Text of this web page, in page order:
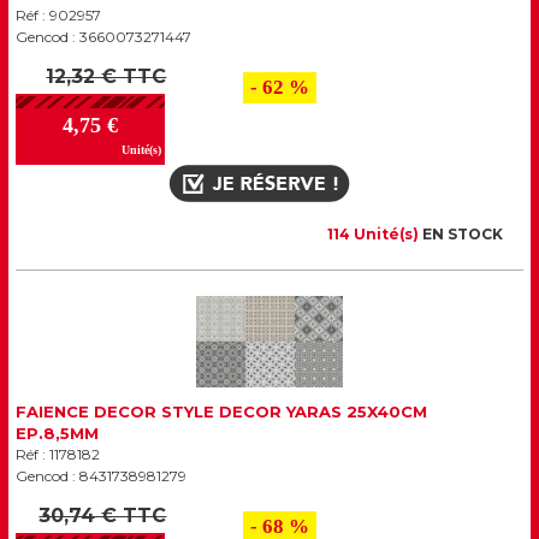
Réf : 902957
Gencod : 3660073271447
12,32 € TTC
4,75 €
Unité(s)
- 62 %
114 Unité(s) EN STOCK
FAIENCE DECOR STYLE DECOR YARAS 25X40CM
EP.8,5MM
Réf : 1178182
Gencod : 8431738981279
30,74 € TTC - 68 %